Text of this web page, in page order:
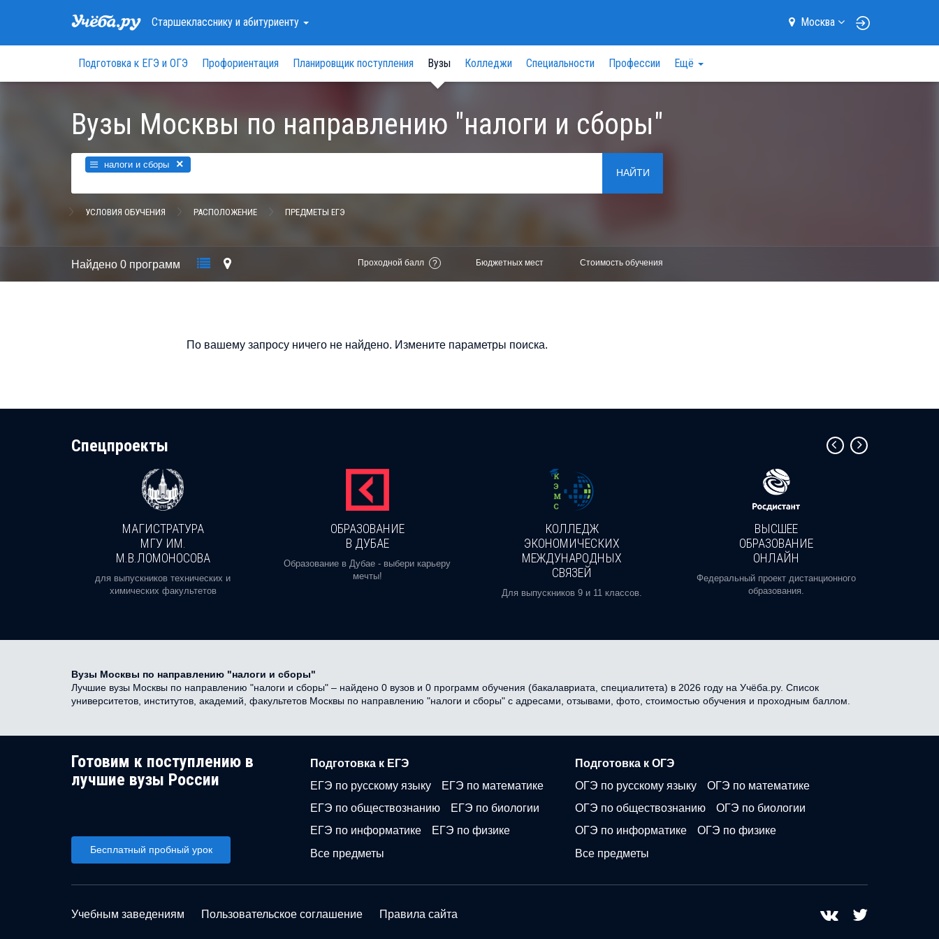
Старшеклассникуи абитуриенту Москва
Подготовка к ЕГЭ и ОГЭ Профориентация Планировщик поступления Вузы Колледжи Специальности Профессии Ещё
Вузы Москвы по направлению "налоги и сборы"
налоги и сборы ×
НАЙТИ
УСЛОВИЯ ОБУЧЕНИЯ РАСПОЛОЖЕНИЕ ПРЕДМЕТЫ ЕГЭ
Найдено 0 программ Проходной балл ? Бюджетных мест Стоимость обучения
По вашему запросу ничего не найдено. Измените параметры поиска.
Cпецпроекты
МАГИСТРАТУРА
МГУ ИМ.
М.В.ЛОМОНОСОВА
для выпускников технических и
химических факультетов
ОБРАЗОВАНИЕ
В ДУБАЕ
Образование в Дубае - выбери карьеру
мечты!
КОЛЛЕДЖ
ЭКОНОМИЧЕСКИХ
МЕЖДУНАРОДНЫХ
СВЯЗЕЙ
Для выпускников 9 и 11 классов.
ВЫСШЕЕ
ОБРАЗОВАНИЕ
ОНЛАЙН
Федеральный проект дистанционного
образования.
Вузы Москвы по направлению "налоги и сборы"
Лучшие вузы Москвы по направлению "налоги и сборы" – найдено 0 вузов и 0 программ обучения (бакалавриата, специалитета) в 2026 году на Учёба.ру. Список
университетов, институтов, академий, факультетов Москвы по направлению "налоги и сборы" с адресами, отзывами, фото, стоимостью обучения и проходным баллом.
Готовим к поступлению в
лучшие вузы России
Бесплатный пробный урок
Подготовка к ЕГЭ
ЕГЭ по русскому языку
ЕГЭ по математике
ЕГЭ по обществознанию
ЕГЭ по биологии
ЕГЭ по информатике
ЕГЭ по физике
Все предметы
Подготовка к ОГЭ
ОГЭ по русскому языку
ОГЭ по математике
ОГЭ по обществознанию
ОГЭ по биологии
ОГЭ по информатике
ОГЭ по физике
Все предметы
Учебным заведениям Пользовательское соглашение Правила сайта